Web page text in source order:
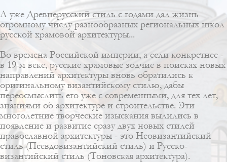
А уже Древнерусский стиль с годами дал жизнь
огромному числу разнообразных региональных школ
русской храмовой архитектуры...
Во времена Российской империи, а если конкретнее -
в 19-м веке, русские храмовые зодчие в поисках новых
направлений архитектуры вновь обратились к
оригинальному византийскому стилю, дабы
переосмыслить его уже с современными, для тех лет,
знаниями об архитектуре и строительстве. Эти
многолетние творческие изыскания вылились в
появление и развитие сразу двух новых стилей
православной архитектуры - это Неовизантийский
стиль (Псевдовизантийский стиль) и Русско-
византийский стиль (Тоновская архитектура).